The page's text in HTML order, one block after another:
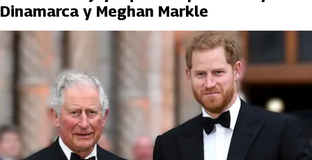
Dinamarca y Meghan Markle